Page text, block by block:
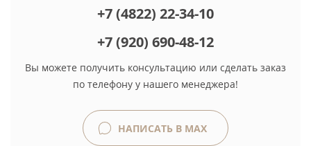
+7 (4822) 22-34-10
+7 (920) 690-48-12
Вы можете получить консультацию или сделать заказ
по телефону у нашего менеджера!
НАПИСАТЬ В MAX